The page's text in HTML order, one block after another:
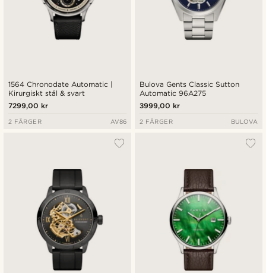
1564 Chronodate Automatic |
Kirurgiskt stål & svart
7299,00 kr
2 FÄRGER AV86
Bulova Gents Classic Sutton
Automatic 96A275
3999,00 kr
2 FÄRGER BULOVA